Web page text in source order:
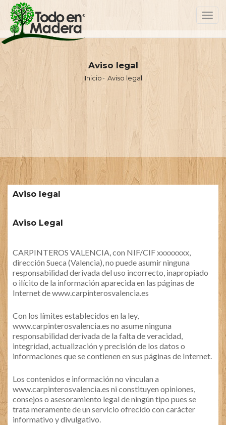
Aviso legal
Inicio Aviso legal
Aviso legal
Aviso Legal
CARPINTEROS VALENCIA, con NIF/CIF xxxxxxxx,
dirección Sueca (Valencia), no puede asumir ninguna
responsabilidad derivada del uso incorrecto, inapropiado
o ilícito de la información aparecida en las páginas de
Internet de www.carpinterosvalencia.es
Con los límites establecidos en la ley,
www.carpinterosvalencia.es no asume ninguna
responsabilidad derivada de la falta de veracidad,
integridad, actualización y precisión de los datos o
informaciones que se contienen en sus páginas de Internet.
Los contenidos e información no vinculan a
www.carpinterosvalencia.es ni constituyen opiniones,
consejos o asesoramiento legal de ningún tipo pues se
trata meramente de un servicio ofrecido con carácter
informativo y divulgativo.